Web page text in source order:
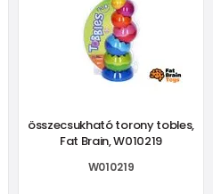
összecsukható torony tobles,
Fat Brain, W010219
W010219